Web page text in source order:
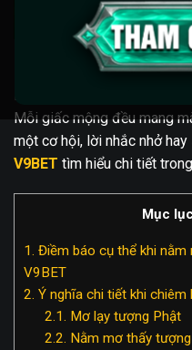
Nằm mơ thấy Phậtthường
Mỗi giấc mộng đều mang
một cơ hội, lời nhắc nhở
V9BET tìm hiểu chi tiết
Mục
1. Điềm báo cụ thể khi nằm
V9BET
2. Ý nghĩa chi tiết khi
2.1.
Mơ lạy tượng Phật
2.2. Nằm mơ thấy